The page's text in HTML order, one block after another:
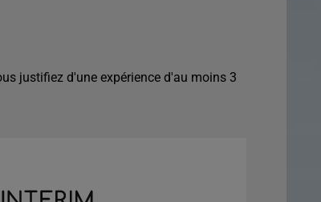
justifiez d'une expérience d'au moins 3